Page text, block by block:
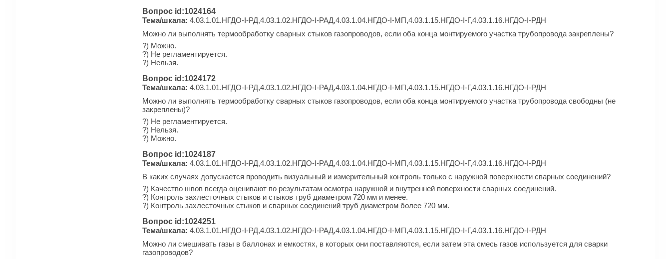
Вопрос id:1024164
Тема/шкала: 4.03.1.01.НГДО-I-РД,4.03.1.02.НГДО-I-РАД,4.03.1.04.НГДО-I-МП,4.03.1.15.НГДО-I-Г,4.03.1.16.НГДО-I-РДН
Можно ли выполнять термообработку сварных стыков газопроводов, если оба конца монтируемого участка трубопровода закреплены?
?) Можно.
?) Не регламентируется.
?) Нельзя.
Вопрос id:1024172
Тема/шкала: 4.03.1.01.НГДО-I-РД,4.03.1.02.НГДО-I-РАД,4.03.1.04.НГДО-I-МП,4.03.1.15.НГДО-I-Г,4.03.1.16.НГДО-I-РДН
Можно ли выполнять термообработку сварных стыков газопроводов, если оба конца монтируемого участка трубопровода свободны (не
закреплены)?
?) Не регламентируется.
?) Нельзя.
?) Можно.
Вопрос id:1024187
Тема/шкала: 4.03.1.01.НГДО-I-РД,4.03.1.02.НГДО-I-РАД,4.03.1.04.НГДО-I-МП,4.03.1.15.НГДО-I-Г,4.03.1.16.НГДО-I-РДН
В каких случаях допускается проводить визуальный и измерительный контроль только с наружной поверхности сварных соединений?
?) Качество швов всегда оценивают по результатам осмотра наружной и внутренней поверхности сварных соединений.
?) Контроль захлесточных стыков и стыков труб диаметром 720 мм и менее.
?) Контроль захлесточных стыков и сварных соединений труб диаметром более 720 мм.
Вопрос id:1024251
Тема/шкала: 4.03.1.01.НГДО-I-РД,4.03.1.02.НГДО-I-РАД,4.03.1.04.НГДО-I-МП,4.03.1.15.НГДО-I-Г,4.03.1.16.НГДО-I-РДН
Можно ли смешивать газы в баллонах и емкостях, в которых они поставляются, если затем эта смесь газов используется для сварки
газопроводов?